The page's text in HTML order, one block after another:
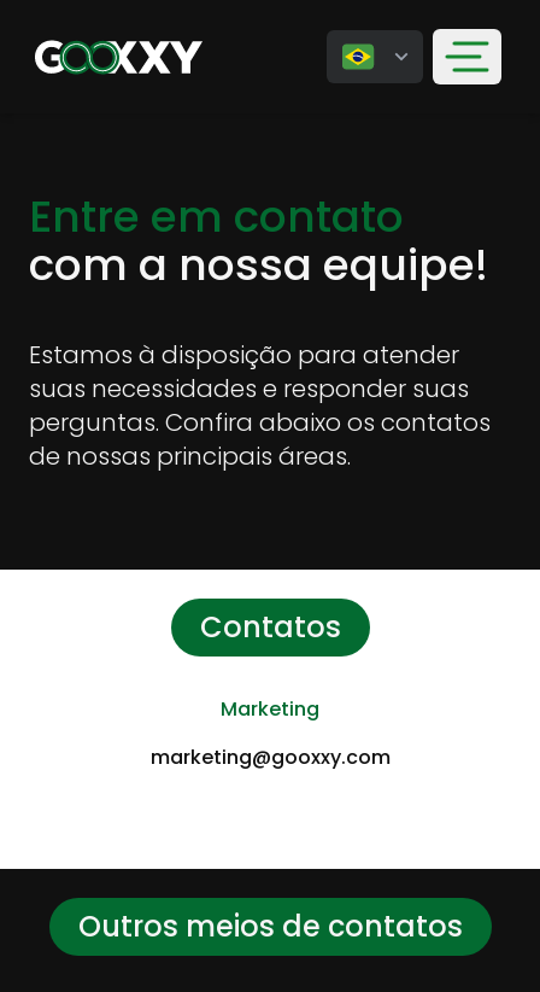
Entre em contato
com a nossa equipe!
Estamos à disposição para atender
suas necessidades e responder suas
perguntas. Confira abaixo os contatos
de nossas principais áreas.
Contatos
Marketing
marketing@gooxxy.com
Outros meios de contatos